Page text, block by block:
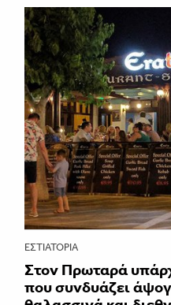
ΕΣΤΙΑΤΌΡΙΑ
Στον Πρωταρά
που συνδυάζει